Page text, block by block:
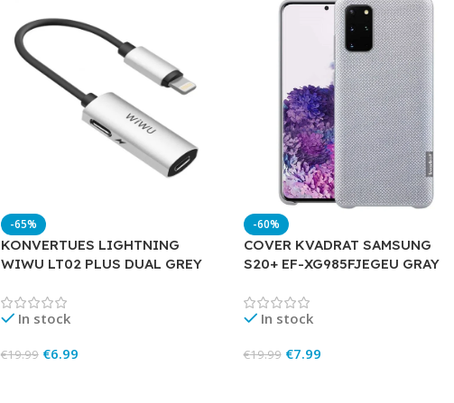
-65%
KONVERTUES LIGHTNING
WIWU LT02 PLUS DUAL GREY
In stock
€19.99 €6.99
-60%
COVER KVADRAT SAMSUNG
S20+ EF-XG985FJEGEU GRAY
In stock
€19.99 €7.99